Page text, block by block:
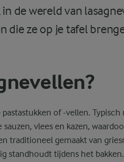
de wereld van
die ze op je tafel
of -vellen.
vlees en kazen,
traditioneel gemaakt van
standhoudt tijdens het